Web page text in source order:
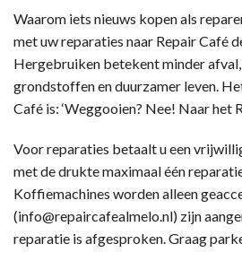
Waarom iets nieuws kopen als
met uw reparaties naar Repair Café
Hergebruiken betekent minder
grondstoffen en duurzamer leven.
Café is: ‘Weggooien? Nee! Naar het
Voor reparaties betaalt u een
met de drukte maximaal één
Koffiemachines worden alleen
(info@repaircafealmelo.nl) zijn
reparatie is afgesproken. Graag